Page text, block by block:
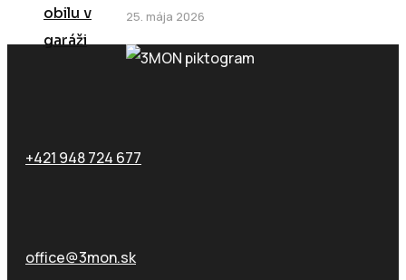
25. mája 2026
+421 948 724 677
office@3mon.sk